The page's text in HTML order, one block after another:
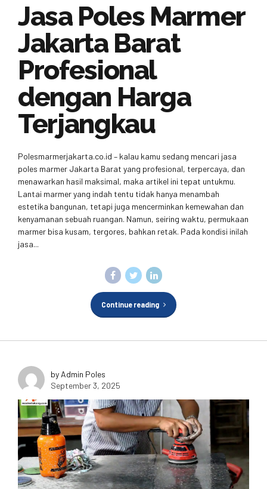
Jasa Poles Marmer
Jakarta Barat
Profesional
dengan Harga
Terjangkau
Polesmarmerjakarta.co.id – kalau kamu sedang mencari jasa
poles marmer Jakarta Barat yang profesional, terpercaya, dan
menawarkan hasil maksimal, maka artikel ini tepat untukmu.
Lantai marmer yang indah tentu tidak hanya menambah
estetika bangunan, tetapi juga mencerminkan kemewahan dan
kenyamanan sebuah ruangan. Namun, seiring waktu, permukaan
marmer bisa kusam, tergores, bahkan retak. Pada kondisi inilah
jasa...
Continue reading
by Admin Poles
September 3, 2025